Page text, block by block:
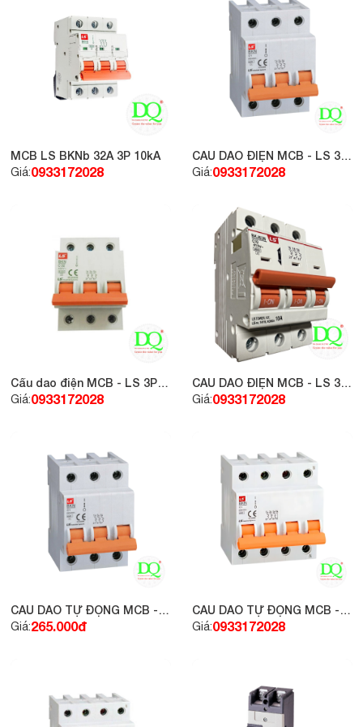
MCB LS BKNb 32A 3P 10kA
Giá:0933172028
CẦU DAO ĐIỆN MCB - LS 3P
16A 6KA
Giá:0933172028
Cầu dao điện MCB - LS 3P
6A 6KA
Giá:0933172028
CẦU DAO ĐIỆN MCB - LS 3P
10A 6KA
Giá:0933172028
CẦU DAO TỰ ĐỘNG MCB -
LS 3P 32A 6KA
Giá:265.000đ
CẦU DAO TỰ ĐỘNG MCB -
LS 4P 25A 6KA
Giá:0933172028